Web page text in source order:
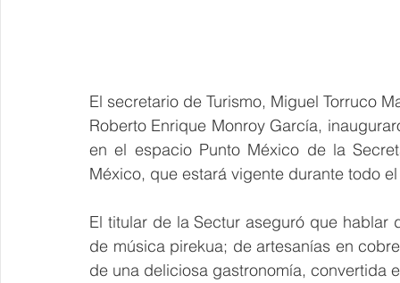
El secretario de Turismo, Miguel Torruco
en el espacio Punto México de la
México, que estará vigente durante todo
El titular de la Sectur aseguró que
de música pirekua; de artesanías en
de una deliciosa gastronomía, convertida